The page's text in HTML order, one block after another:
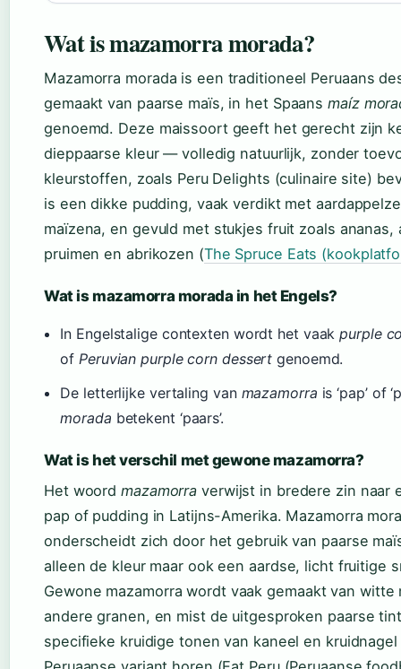
Wat is mazamorra morada?
Mazamorra morada is een traditioneel Peruaans
gemaakt van paarse maïs, in het Spaansmaíz
genoemd. Deze maissoort geeft het gerecht zijn
dieppaarse kleur — volledig natuurlijk, zonder
kleurstoffen, zoals Peru Delights (culinaire site)
is een dikke pudding, vaak verdikt met
maïzena, en gevuld met stukjes fruit zoals ananas,
pruimen en abrikozen (The Spruce Eats
Wat is mazamorra morada in het Engels?
In Engelstalige contexten wordt het vaakpurple
ofPeruvian purple corn dessert genoemd.
De letterlijke vertaling van mazamorra is ‘pap’ of
morada betekent ‘paars’.
Wat is het verschil met gewone mazamorra?
Het woord mazamorra verwijst in bredere zin naar
pap of pudding in Latijns-Amerika. Mazamorra
onderscheidt zich door het gebruik van paarse
alleen de kleur maar ook een aardse, licht fruitige
Gewone mazamorra wordt vaak gemaakt van witte
andere granen, en mist de uitgesproken paarse
specifieke kruidige tonen van kaneel en